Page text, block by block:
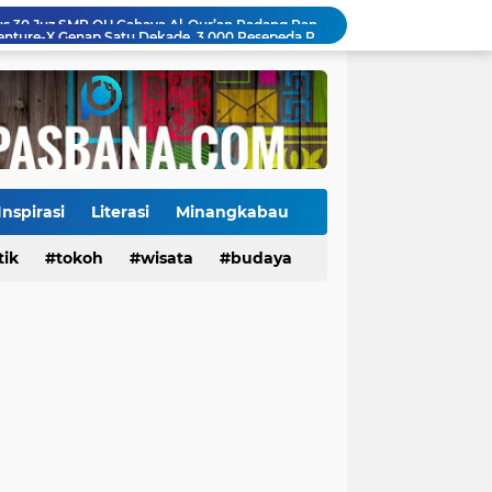
Gowes Siti Nurbaya Adventure-X Genap Satu Dekade, 3.000 Pesepeda Rayakan HJK Padang ke-357
Penguatan Infrastruktur dan Alat Kesehatan
Jalan Sungai Rumbai Timur–Blok D Sitiung II Mulai Diaspal, Akhiri Belasan Tahun Rusak
Ketua Baru KONI Payakumbuh Hadapi Ujian Cepat, Porprov 2026 Jadi Pembuktian
Saham yang Berpotensi Naik 10x
Jaga Furniture Interiormu
Literasi Minangkabau
Tokoh budaya kuliner
tokoh wisata budaya